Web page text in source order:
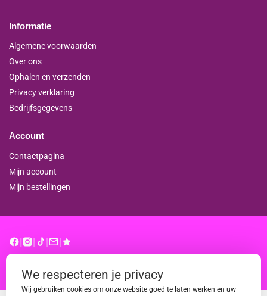
Informatie
Algemene voorwaarden
Over ons
Ophalen en verzenden
Privacy verklaring
Bedrijfsgegevens
Account
Contactpagina
Mijn account
Mijn bestellingen
We respecteren je privacy
Wij gebruiken cookies om onze website goed te laten werken en uw